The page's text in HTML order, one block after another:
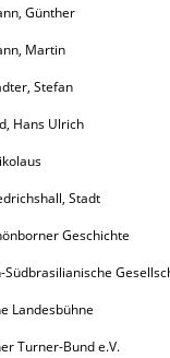
Günther
Martin
Stefan
Hans Ulrich
Stadt
Geschichte
Südbrasilianische
Landesbühne
Turner-Bund e.V.